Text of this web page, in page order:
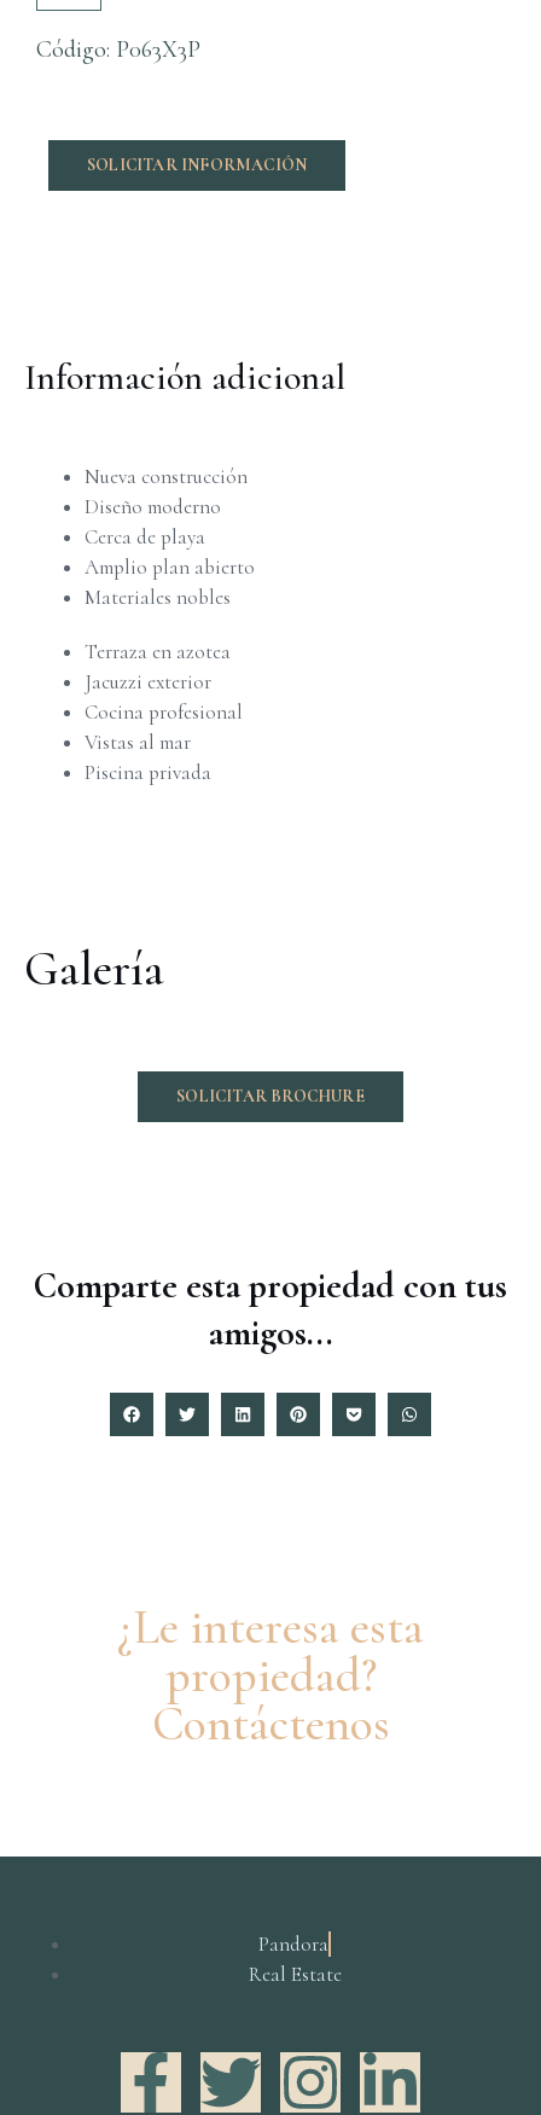
Código: P063X3P
SOLICITAR INFORMACIÓN
Información adicional
Nueva construcción
Diseño moderno
Cerca de playa
Amplio plan abierto
Materiales nobles
Terraza en azotea
Jacuzzi exterior
Cocina profesional
Vistas al mar
Piscina privada
Galería
SOLICITAR BROCHURE
Comparte esta propiedad con tus
amigos...
¿Le interesa esta
propiedad?
Contáctenos
Pandora
Real Estate